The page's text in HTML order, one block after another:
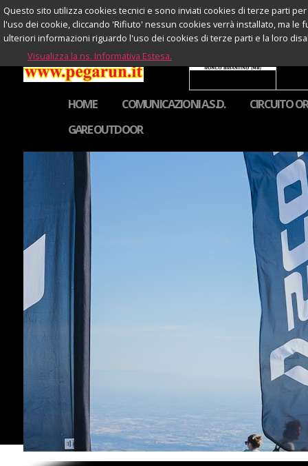
HOME COMUNICAZIONI A.S.D.
CIRCUITO
GARE OUTDOOR
Questo sito utilizza cookies tecnici e sono inviati cookies di terze parti
l'uso dei cookie, cliccando 'Rifiuto' nessun cookies verrà installato, ma
ulteriori informazioni riguardo l'uso dei cookies di terze parti e la loro
Visualizza la ns. Informativa Estesa.